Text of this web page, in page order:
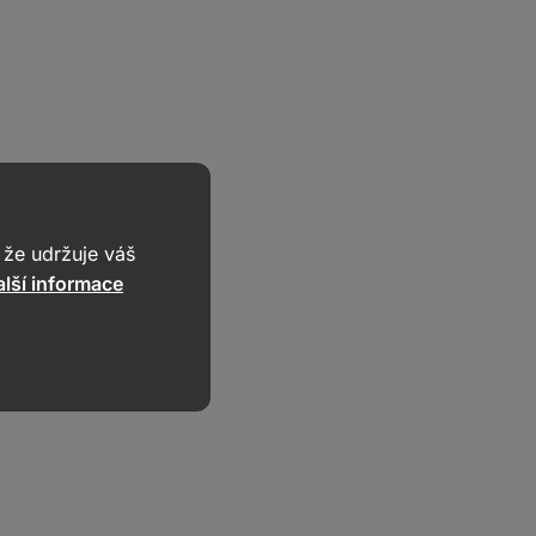
obsahuje
hmoty
Whey
udržuje váš
informace